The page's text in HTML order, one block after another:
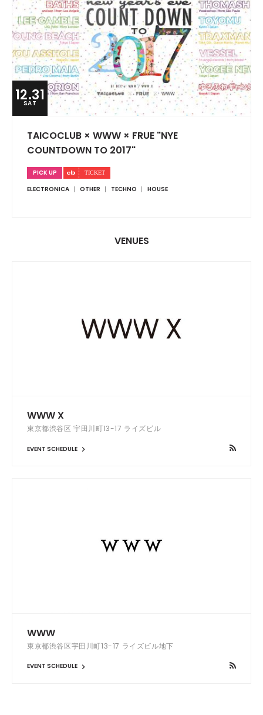
12.31
SAT
TAICOCLUB × WWW × FRUE "NYE
COUNTDOWN TO 2017"
PICK UP
ELECTRONICA
OTHER TECHNO HOUSE
VENUES
WWW X
東京都渋谷区 宇田川町13-17 ライズビル
EVENT SCHEDULE
WWW
東京都渋谷区宇田川町13-17 ライズビル地下
EVENT SCHEDULE